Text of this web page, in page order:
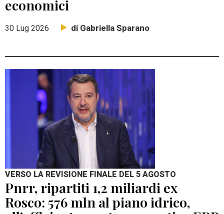
economici
30 Lug 2026 di Gabriella Sparano
VERSO LA REVISIONE FINALE DEL 5 AGOSTO
Pnrr, ripartiti 1,2 miliardi ex
Rosco: 576 mln al piano idrico,